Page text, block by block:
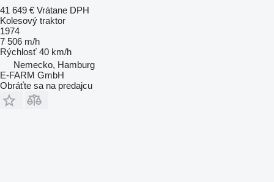
41 649 € Vrátane DPH
Kolesový traktor
1974
7 506 m/h
Rýchlosť 40 km/h
Nemecko, Hamburg
E-FARM GmbH
Obráťte sa na predajcu